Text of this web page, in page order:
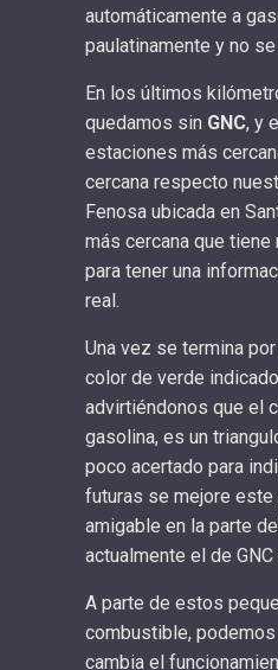
automáticamente a
paulatinamente y no
En los últimos
quedamos sin GNC, y
estaciones más
cercana respecto
Fenosa ubicada en
más cercana que
para tener una
real.
Una vez se termina
color de verde
advirtiéndonos que el
gasolina, es un
poco acertado para
futuras se mejore este
amigable en la parte
actualmente el de
A parte de estos
combustible,
cambia el